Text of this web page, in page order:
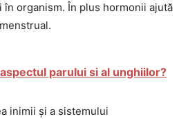
organism. În plus hormonii ajută
parului si al unghiilor?
inimii și a sistemului